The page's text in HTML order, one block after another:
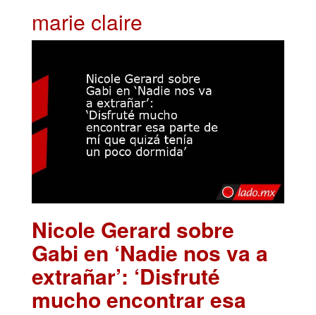
marie claire
Nicole Gerard sobre
Gabi en ‘Nadie nos va a
extrañar’: ‘Disfruté
mucho encontrar esa